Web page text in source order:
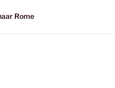
Rome